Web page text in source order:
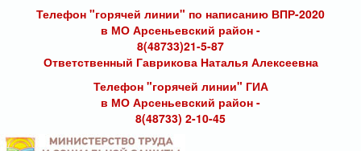
Телефон "горячей линии" по написанию ВПР-2020
в МО Арсеньевский район -
8(48733)21-5-87
Ответственный Гаврикова Наталья Алексеевна
Телефон "горячей линии" ГИА
в МО Арсеньевский район -
8(48733) 2-10-45